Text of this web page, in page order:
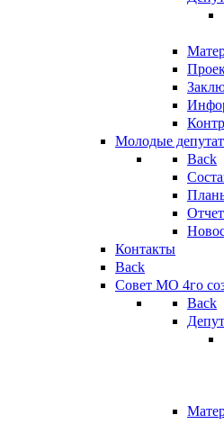
Молодые
Back
Контакты
Back
Совет МО 4го
Back